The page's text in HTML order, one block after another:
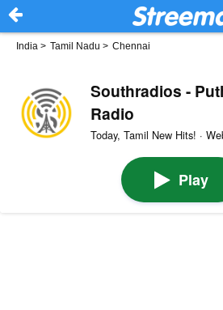
India > Tamil Nadu > Chennai
Southradios -
Radio
Today, Tamil New Hits! ·
Play